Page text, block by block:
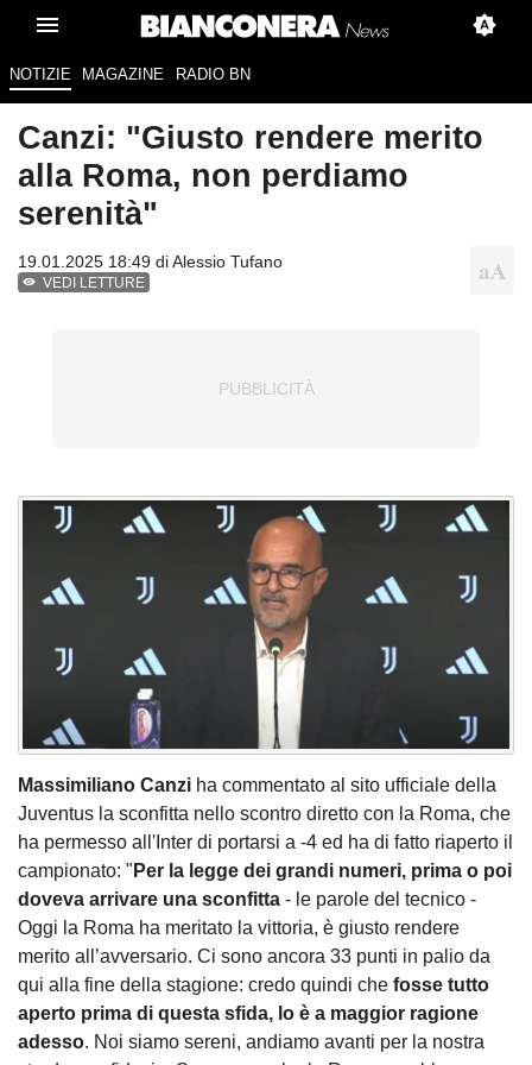
NOTIZIE MAGAZINE RADIO BN
Canzi: "Giusto rendere merito
alla Roma, non perdiamo
serenità"
19.01.2025 18:49 diAlessio Tufano
VEDI LETTURE
Massimiliano Canzi ha commentato al sito ufficiale della
Juventus la sconfitta nello scontro diretto con la Roma, che
ha permesso all'Inter di portarsi a -4 ed ha di fatto riaperto il
campionato: " Per la legge dei grandi numeri, prima o poi
doveva arrivare una sconfitta - le parole del tecnico -
Oggi la Roma ha meritato la vittoria, è giusto rendere
merito all’avversario. Ci sono ancora 33 punti in palio da
qui alla fine della stagione: credo quindi che fosse tutto
aperto prima di questa sfida, lo è a maggior ragione
adesso. Noi siamo sereni, andiamo avanti per la nostra